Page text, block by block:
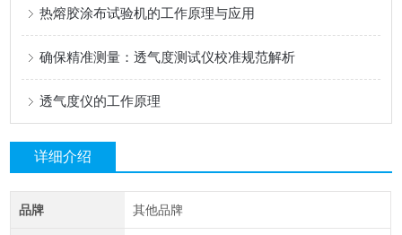
热熔胶涂布试验机的工作原理与应用
确保精准测量：透气度测试仪校准规范解析
透气度仪的工作原理
详细介绍
品牌 其他品牌